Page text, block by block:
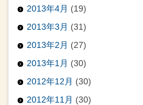
2013年4月 (19)
2013年3月 (31)
2013年2月 (27)
2013年1月 (30)
2012年12月 (30)
2012年11月 (30)